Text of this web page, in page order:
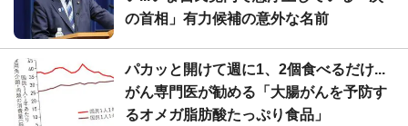
の首相」有力候補の意外な名前
パカッと開けて週に1、2個食べるだけ...
がん専門医が勧める「大腸がんを予防す
るオメガ脂肪酸たっぷり食品」